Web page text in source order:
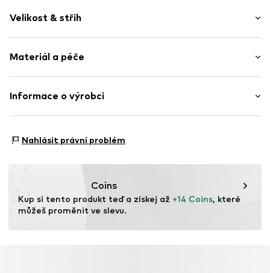
Kulatý výstřih
Rovný lem
Jemná látka
Položka č. WEFdhoh001000002
Velikost & střih
Délka: Normální délka
Střih: Normální střih
Tabulka velikostí
Materiál a péče
Materiál: 59% Bavlna, 32% Viskóza, 6% Polyamid - PA, 3%
Informace o výrobci
3542AD Utecht
Nahlásit právní problém
Coins
Kup si tento produkt teď a získej až +14 Coins, které
můžeš proměnit ve slevu.